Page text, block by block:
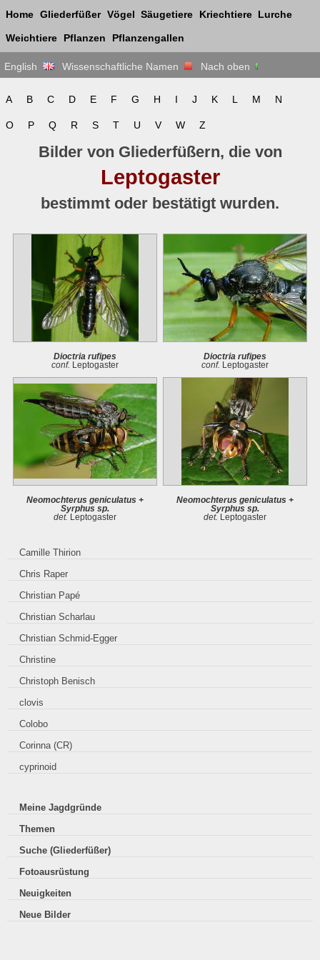
Home Gliederfüßer Vögel Säugetiere Kriechtiere Lurche
Weichtiere Pflanzen Pflanzengallen
English Wissenschaftliche Namen Nach oben
A B C D E F G H I J K L M N
O P Q R S T U V W Z
Bilder von Gliederfüßern, die von
Leptogaster
bestimmt oder bestätigt wurden.
Dioctria rufipes
conf. Leptogaster
Dioctria rufipes
conf. Leptogaster
Neomochterus geniculatus +
Syrphus sp.
det. Leptogaster
Neomochterus geniculatus +
Syrphus sp.
det. Leptogaster
Camille Thirion
Chris Raper
Christian Papé
Christian Scharlau
Christian Schmid-Egger
Christine
Christoph Benisch
clovis
Colobo
Corinna (CR)
cyprinoid
Meine Jagdgründe
Themen
Suche (Gliederfüßer)
Fotoausrüstung
Neuigkeiten
Neue Bilder